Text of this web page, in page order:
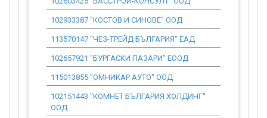
102933387 "КОСТОВ И СИНОВЕ" ООД
113570147 "ЧЕЗ-ТРЕЙД БЪЛГАРИЯ" ЕАД
102657921 "БУРГАСКИ ПАЗАРИ" ЕООД
115013855 "ОМНИКАР АУТО" ООД
102151443 "КОМНЕТ БЪЛГАРИЯ ХОЛДИНГ"
ООД